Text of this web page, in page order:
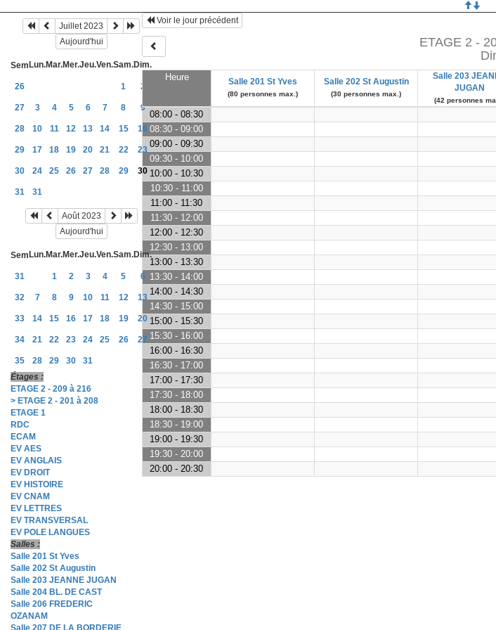
Juillet 2023
Aujourd'hui
Sem Lun.Mar.Mer.Jeu.Ven.Sam.Dim.
26 1 2
27 3 4 5 6 7 8 9
28 10 11 12 13 14 15 16
29 17 18 19 20 21 22 23
30 24 25 26 27 28 29 30
31 31
Août 2023
Aujourd'hui
Sem Lun.Mar.Mer.Jeu.Ven.Sam.Dim.
31 1 2 3 4 5 6
32 7 8 9 10 11 12 13
33 14 15 16 17 18 19 20
34 21 22 23 24 25 26 27
35 28 29 30
31
Étages :
ETAGE 2 - 209 à 216
> ETAGE 2 - 201 à 208
ETAGE 1
RDC
ECAM
EV AES
EV ANGLAIS
EV DROIT
EV HISTOIRE
EV CNAM
EV LETTRES
EV TRANSVERSAL
EV POLE LANGUES
Salles :
Salle 201 St Yves
Salle 202 St Augustin
Salle 203 JEANNE JUGAN
Salle 204 BL. DE CAST
Salle 206 FREDERIC
OZANAM
Salle 207 DE LA BORDERIE
Heure Salle 201 St Yves
(80 personnes max.)
Salle 202 St Augustin
(30 personnes max.)
Salle 203
JUGAN
(42 personnes
Voir le jour précédent
ETAGE 2 -
08:00 - 08:30
08:30 - 09:00
09:00 - 09:30
09:30 - 10:00
10:00 - 10:30
10:30 - 11:00
11:00 - 11:30
11:30 - 12:00
12:00 - 12:30
12:30 - 13:00
13:00 - 13:30
13:30 - 14:00
14:00 - 14:30
14:30 - 15:00
15:00 - 15:30
15:30 - 16:00
16:00 - 16:30
16:30 - 17:00
17:00 - 17:30
17:30 - 18:00
18:00 - 18:30
18:30 - 19:00
19:00 - 19:30
19:30 - 20:00
20:00 - 20:30